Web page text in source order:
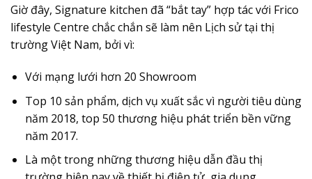
Giờ đây, Signature kitchen đã “bắt tay” hợp tác với Frico
lifestyle Centre chắc chắn sẽ làm nên Lịch sử tại thị
trường Việt Nam, bởi vì:
Với mạng lưới hơn 20 Showroom
Top 10 sản phẩm, dịch vụ xuất sắc vì người tiêu dùng
năm 2018, top 50 thương hiệu phát triển bền vững
năm 2017.
Là một trong những thương hiệu dẫn đầu thị